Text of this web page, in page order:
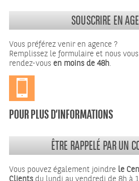
SOUSCRIRE EN
Vous préférez venir en agence ?
Remplissez le formulaire et nous
rendez-vous en moins de 48h.
POUR PLUS D’INFORMATIONS
ÊTRE RAPPELÉ PAR UN
Vous pouvez également joindre le